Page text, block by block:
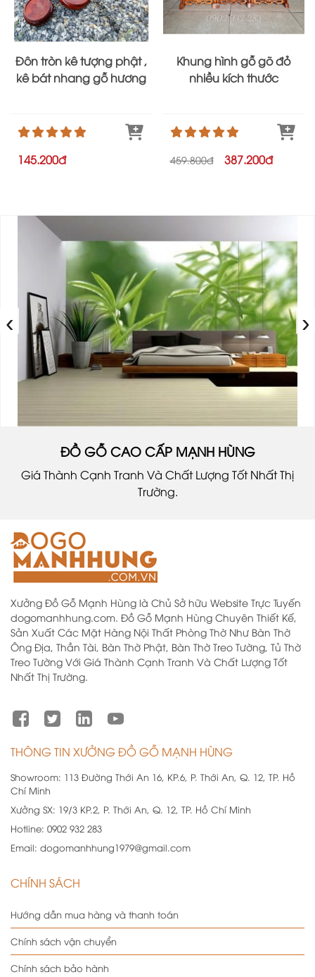
Đôn tròn kê tượng phật ,
kê bát nhang gỗ hương
145.200đ
Khung hình gỗ gõ đỏ
nhiều kích thước
459.800đ 387.200đ
‹ ›
ĐỒ GỖ CAO CẤP MẠNH HÙNG
Giá Thành Cạnh Tranh Và Chất Lượng Tốt Nhất Thị
Trường.
Xưởng Đồ Gỗ Mạnh Hùng là Chủ Sở hữu Website Trực Tuyến
dogomanhhung.com. Đồ Gỗ Mạnh Hùng Chuyên Thiết Kế,
Sản Xuất Các Mặt Hàng Nội Thất Phòng Thờ Như Bàn Thờ
Ông Địa, Thần Tài, Bàn Thờ Phật, Bàn Thờ Treo Tường, Tủ Thờ
Treo Tường Với Giá Thành Cạnh Tranh Và Chất Lượng Tốt
Nhất Thị Trường.
THÔNG TIN XƯỞNG ĐỒ GỖ MẠNH HÙNG
Showroom: 113 Đường Thới An 16, KP.6, P. Thới An, Q. 12, TP. Hồ
Chí Minh
Xưởng SX: 19/3 KP.2, P. Thới An, Q. 12, TP. Hồ Chí Minh
Hotline: 0902 932 283
Email: dogomanhhung1979@gmail.com
CHÍNH SÁCH
Hướng dẫn mua hàng và thanh toán
Chính sách vận chuyển
Chính sách bảo hành